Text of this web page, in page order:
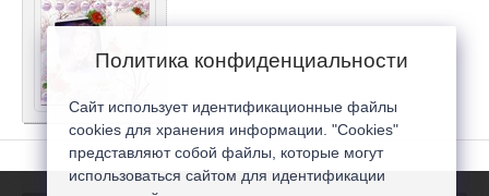
Политика конфиденциальности
Сайт использует идентификационные файлы
cookies для хранения информации. "Cookies"
представляют собой файлы, которые могут
использоваться сайтом для идентификации